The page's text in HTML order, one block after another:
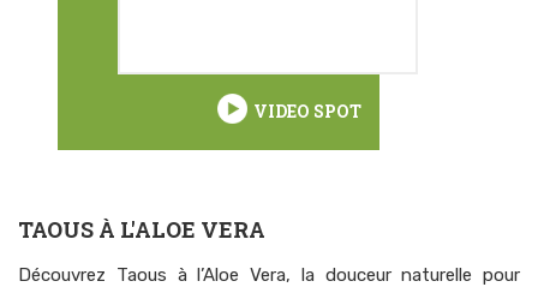
VIDEO SPOT
TAOUS À L'ALOE VERA
Découvrez Taous à l’Aloe Vera, la douceur naturelle pour